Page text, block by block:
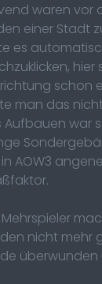
waren vor
einer Stadt
es
schon
man das
Aufbauen war
AOW3
Mehrspieler
nicht mehr
überwunden